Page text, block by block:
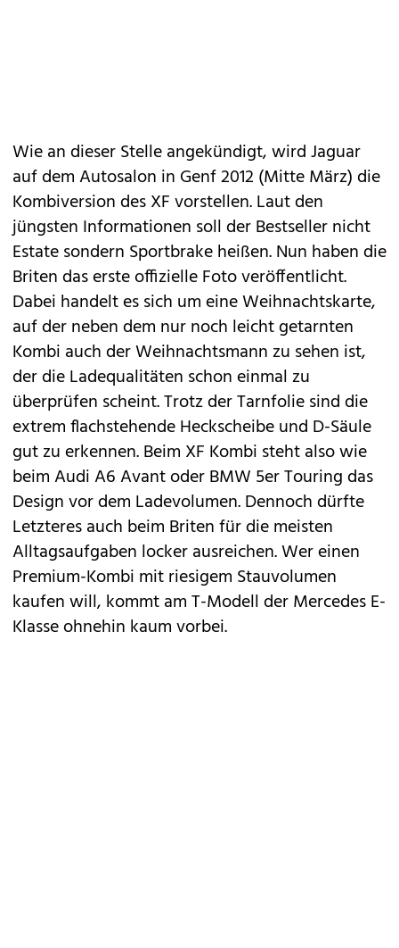
Wie an dieser Stelle angekündigt, wirdJaguar
auf dem Autosalon in Genf 2012 (Mitte März) die
Kombiversion des XFvorstellen. Laut den
jüngsten Informationen soll der Bestseller nicht
Estate sondern Sportbrake heißen. Nun haben die
Briten das erste offizielle Foto veröffentlicht.
Dabei handelt es sich um eine Weihnachtskarte,
auf der neben dem nur noch leicht getarnten
Kombi auch der Weihnachtsmann zu sehen ist,
der die Ladequalitäten schon einmal zu
überprüfen scheint. Trotz der Tarnfolie sind die
extrem flachstehende Heckscheibe und D-Säule
gut zu erkennen. Beim XF Kombi steht also wie
beim AudiA6 Avantoder BMW 5er Touringdas
Design vor dem Ladevolumen. Dennoch dürfte
Letzteres auch beim Briten für die meisten
Alltagsaufgaben locker ausreichen. Wer einen
Premium-Kombi mit riesigem Stauvolumen
kaufen will, kommt am T-Modell der MercedesE-
Klasseohnehin kaum vorbei.